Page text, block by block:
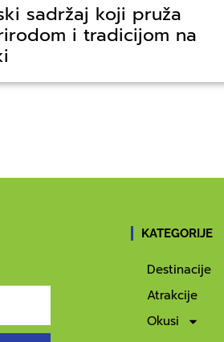
sadržaj koji pruža
i tradicijom na
KATEGORIJE
Destinacije
Atrakcije
Okusi